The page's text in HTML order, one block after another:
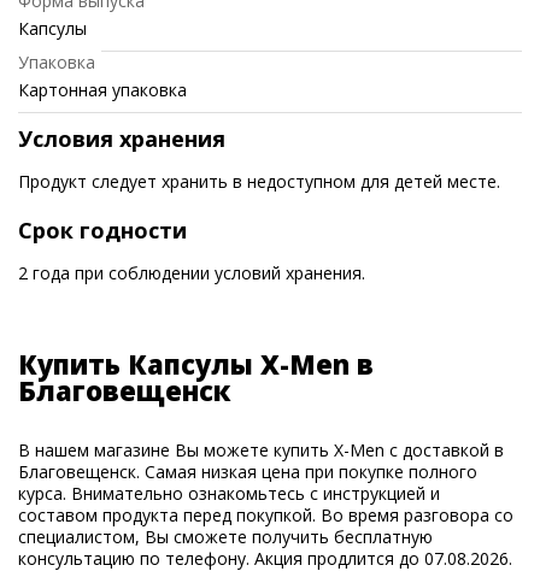
Капсулы
Упаковка
Картонная упаковка
Условия хранения
Продукт следует хранить в недоступном для детей месте.
Срок годности
2 года при соблюдении условий хранения.
Купить Капсулы X-Men в
Благовещенск
В нашем магазине Вы можете купить X-Men с доставкой в
Благовещенск. Самая низкая цена при покупке полного
курса. Внимательно ознакомьтесь с инструкцией и
составом продукта перед покупкой. Во время разговора со
специалистом, Вы сможете получить бесплатную
консультацию по телефону. Акция продлится до 07.08.2026.